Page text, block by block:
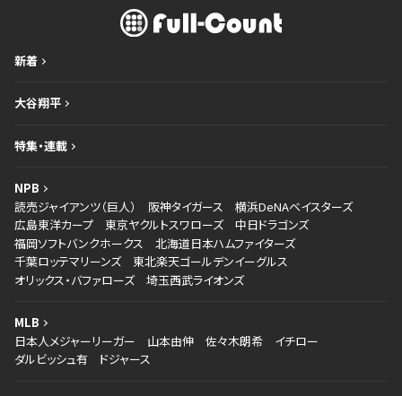
新着
大谷翔平
特集・連載
NPB
読売ジャイアンツ（巨人）
阪神タイガース
横浜DeNAベイスターズ
広島東洋カープ
東京ヤクルトスワローズ
中日ドラゴンズ
福岡ソフトバンクホークス
北海道日本ハムファイターズ
千葉ロッテマリーンズ
東北楽天ゴールデンイーグルス
オリックス・バファローズ
埼玉西武ライオンズ
MLB
日本人メジャーリーガー
山本由伸 佐々木朗希
イチロー
ダルビッシュ有
ドジャース